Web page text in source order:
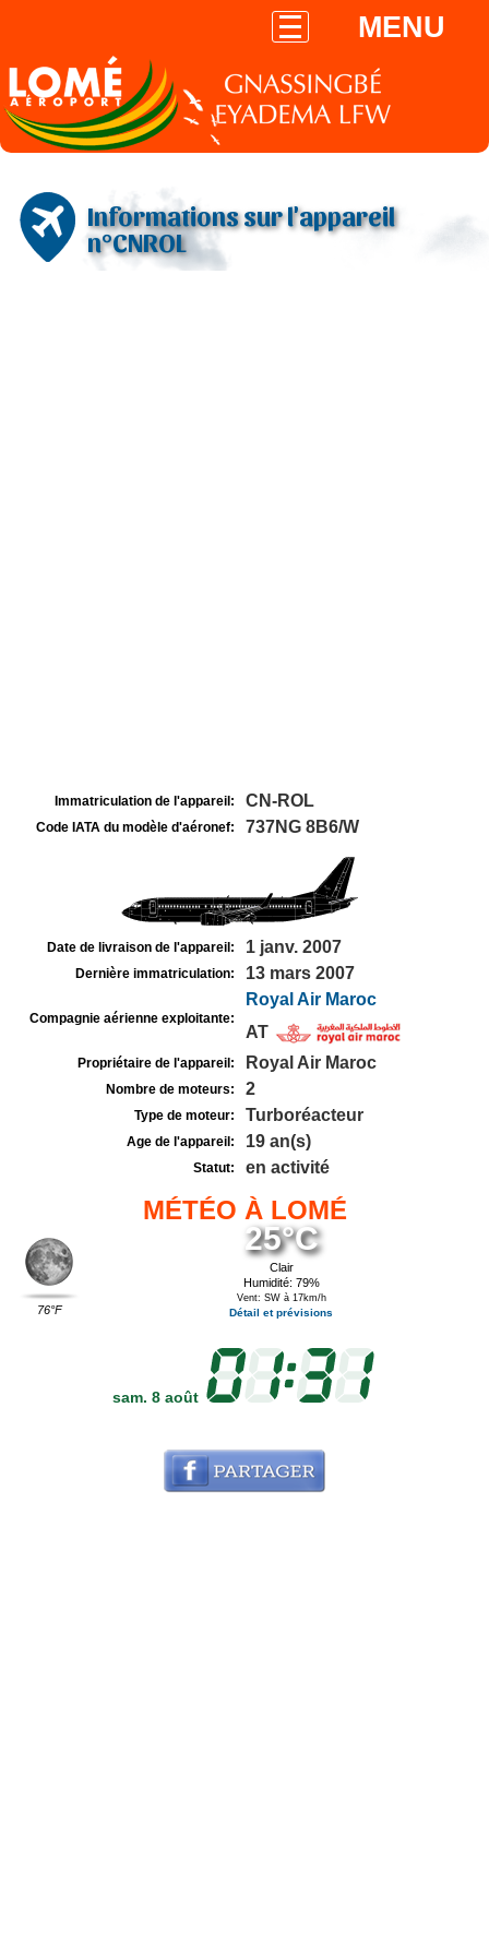
MENU
Informations sur l'appareil
n°CNROL
Immatriculation de l'appareil: CN-ROL
Code IATA du modèle d'aéronef: 737NG 8B6/W
Date de livraison de l'appareil: 1 janv. 2007
Dernière immatriculation: 13 mars 2007
Compagnie aérienne exploitante:
Royal Air Maroc
AT
Propriétaire de l'appareil: Royal Air Maroc
Nombre de moteurs: 2
Type de moteur: Turboréacteur
Age de l'appareil: 19 an(s)
Statut: en activité
MÉTÉO À LOMÉ
76°F
25°C
Clair
Humidité: 79%
Vent: SW à 17km/h
Détail et prévisions
sam. 8 août